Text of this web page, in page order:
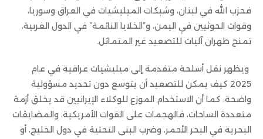
فحزب الله في لبنان، وشبكات الميليشيات في العراق وسوريا،
وقوات الحوثيين في اليمن، و”الخلايا النائمة” في الدول الغربية،
تمنح طهران آليات للتصعيد غير المتماثل.
ويظهر نقل أسلحة متقدمة إلى ميليشيات عراقية في عام
2025 كيف يمكن للتصعيد أن يتوسع دون تحديد مسؤولية
واضحة، كما أن الاستخدام الموزع للوكلاء الإيرانيين قد يخلق أزمة
متعددة الساحات، فالهجمات على القوات الأمريكية، والمضايقات
البحرية في البحر الأحمر، وضرب البنى التحتية في دول الخليج، أو